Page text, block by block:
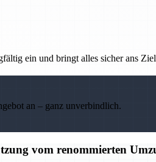
ein und bringt alles sicher ans
an – ganz unverbindlich.
vom renommierten